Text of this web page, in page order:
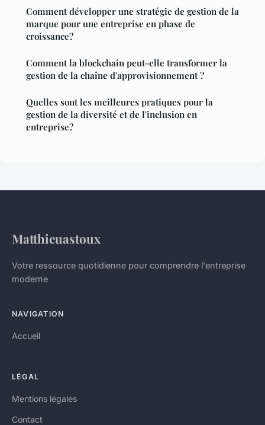
Comment développer une stratégie de gestion de la
marque pour une entreprise en phase de
croissance?
Comment la blockchain peut-elle transformer la
gestion de la chaîne d'approvisionnement ?
Quelles sont les meilleures pratiques pour la
gestion de la diversité et de l'inclusion en
entreprise?
Matthieuastoux
Votre ressource quotidienne pour comprendre l'entreprise
moderne
NAVIGATION
Accueil
LÉGAL
Mentions légales
Contact